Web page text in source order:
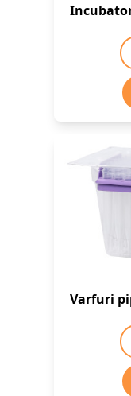
Incubator
Varfuri